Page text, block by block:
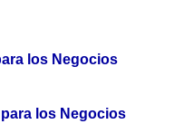
los Negocios
los Negocios